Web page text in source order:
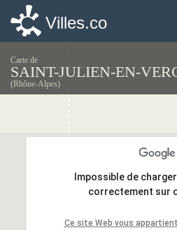
Villes.co
Carte de
SAINT-JULIEN-EN-
(Rhône-Alpes)
Impossible de
correctement sur
Ce site Web vous
Impossible de
correctement sur
Ce site Web vous
Villes.co